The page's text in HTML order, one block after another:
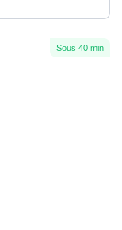
Sous 40 min